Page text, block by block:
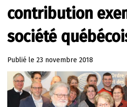
contribution
société
Publié le 23 novembre 2018